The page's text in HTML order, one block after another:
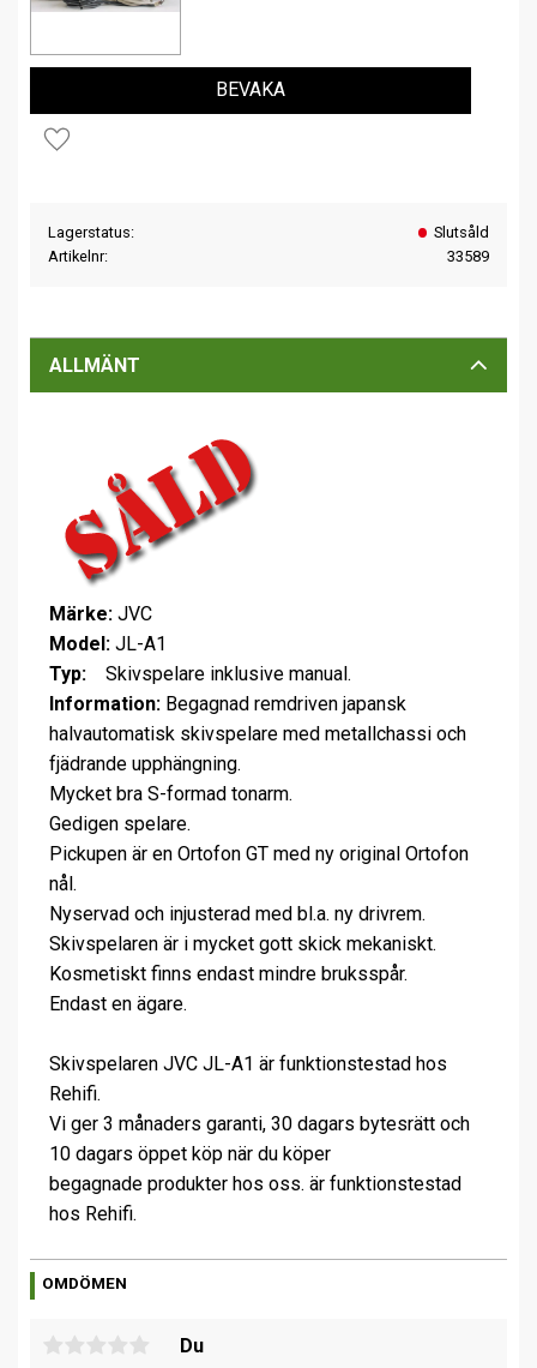
Lägg till i favoriter
BEVAKA
Lagerstatus
Slutsåld
Artikelnr
33589
ALLMÄNT
Märke: JVC
Model: JL-A1
Typ: Skivspelare inklusive manual.
Information: Begagnad remdriven japansk
halvautomatisk skivspelare med metallchassi och
fjädrande upphängning.
Mycket bra S-formad tonarm.
Gedigen spelare.
Pickupen är en Ortofon GT med ny original Ortofon
nål.
Nyservad och injusterad med bl.a. ny drivrem.
Skivspelaren är i mycket gott skick mekaniskt.
Kosmetiskt finns endast mindre bruksspår.
Endast en ägare.
Skivspelaren JVC JL-A1 är funktionstestad hos
Rehifi.
Vi ger 3 månaders garanti, 30 dagars bytesrätt och
10 dagars öppet köp när du köper
begagnade produkter hos oss. är funktionstestad
hos Rehifi.
OMDÖMEN
Du